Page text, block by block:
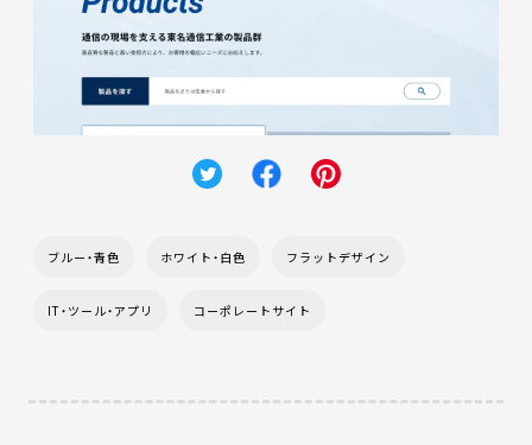
ブルー・青色 ホワイト・白色 フラットデザイン
IT・ツール・アプリ コーポレートサイト